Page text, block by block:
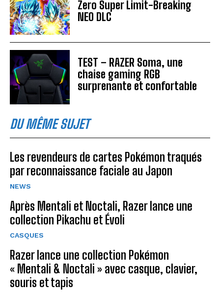
Zero Super Limit-Breaking
NEO DLC
TEST – RAZER Soma, une
chaise gaming RGB
surprenante et confortable
DU MÊME SUJET
Les revendeurs de cartes Pokémon traqués
par reconnaissance faciale au Japon
NEWS
Après Mentali et Noctali, Razer lance une
collection Pikachu et Évoli
CASQUES
Razer lance une collection Pokémon
« Mentali & Noctali » avec casque, clavier,
souris et tapis